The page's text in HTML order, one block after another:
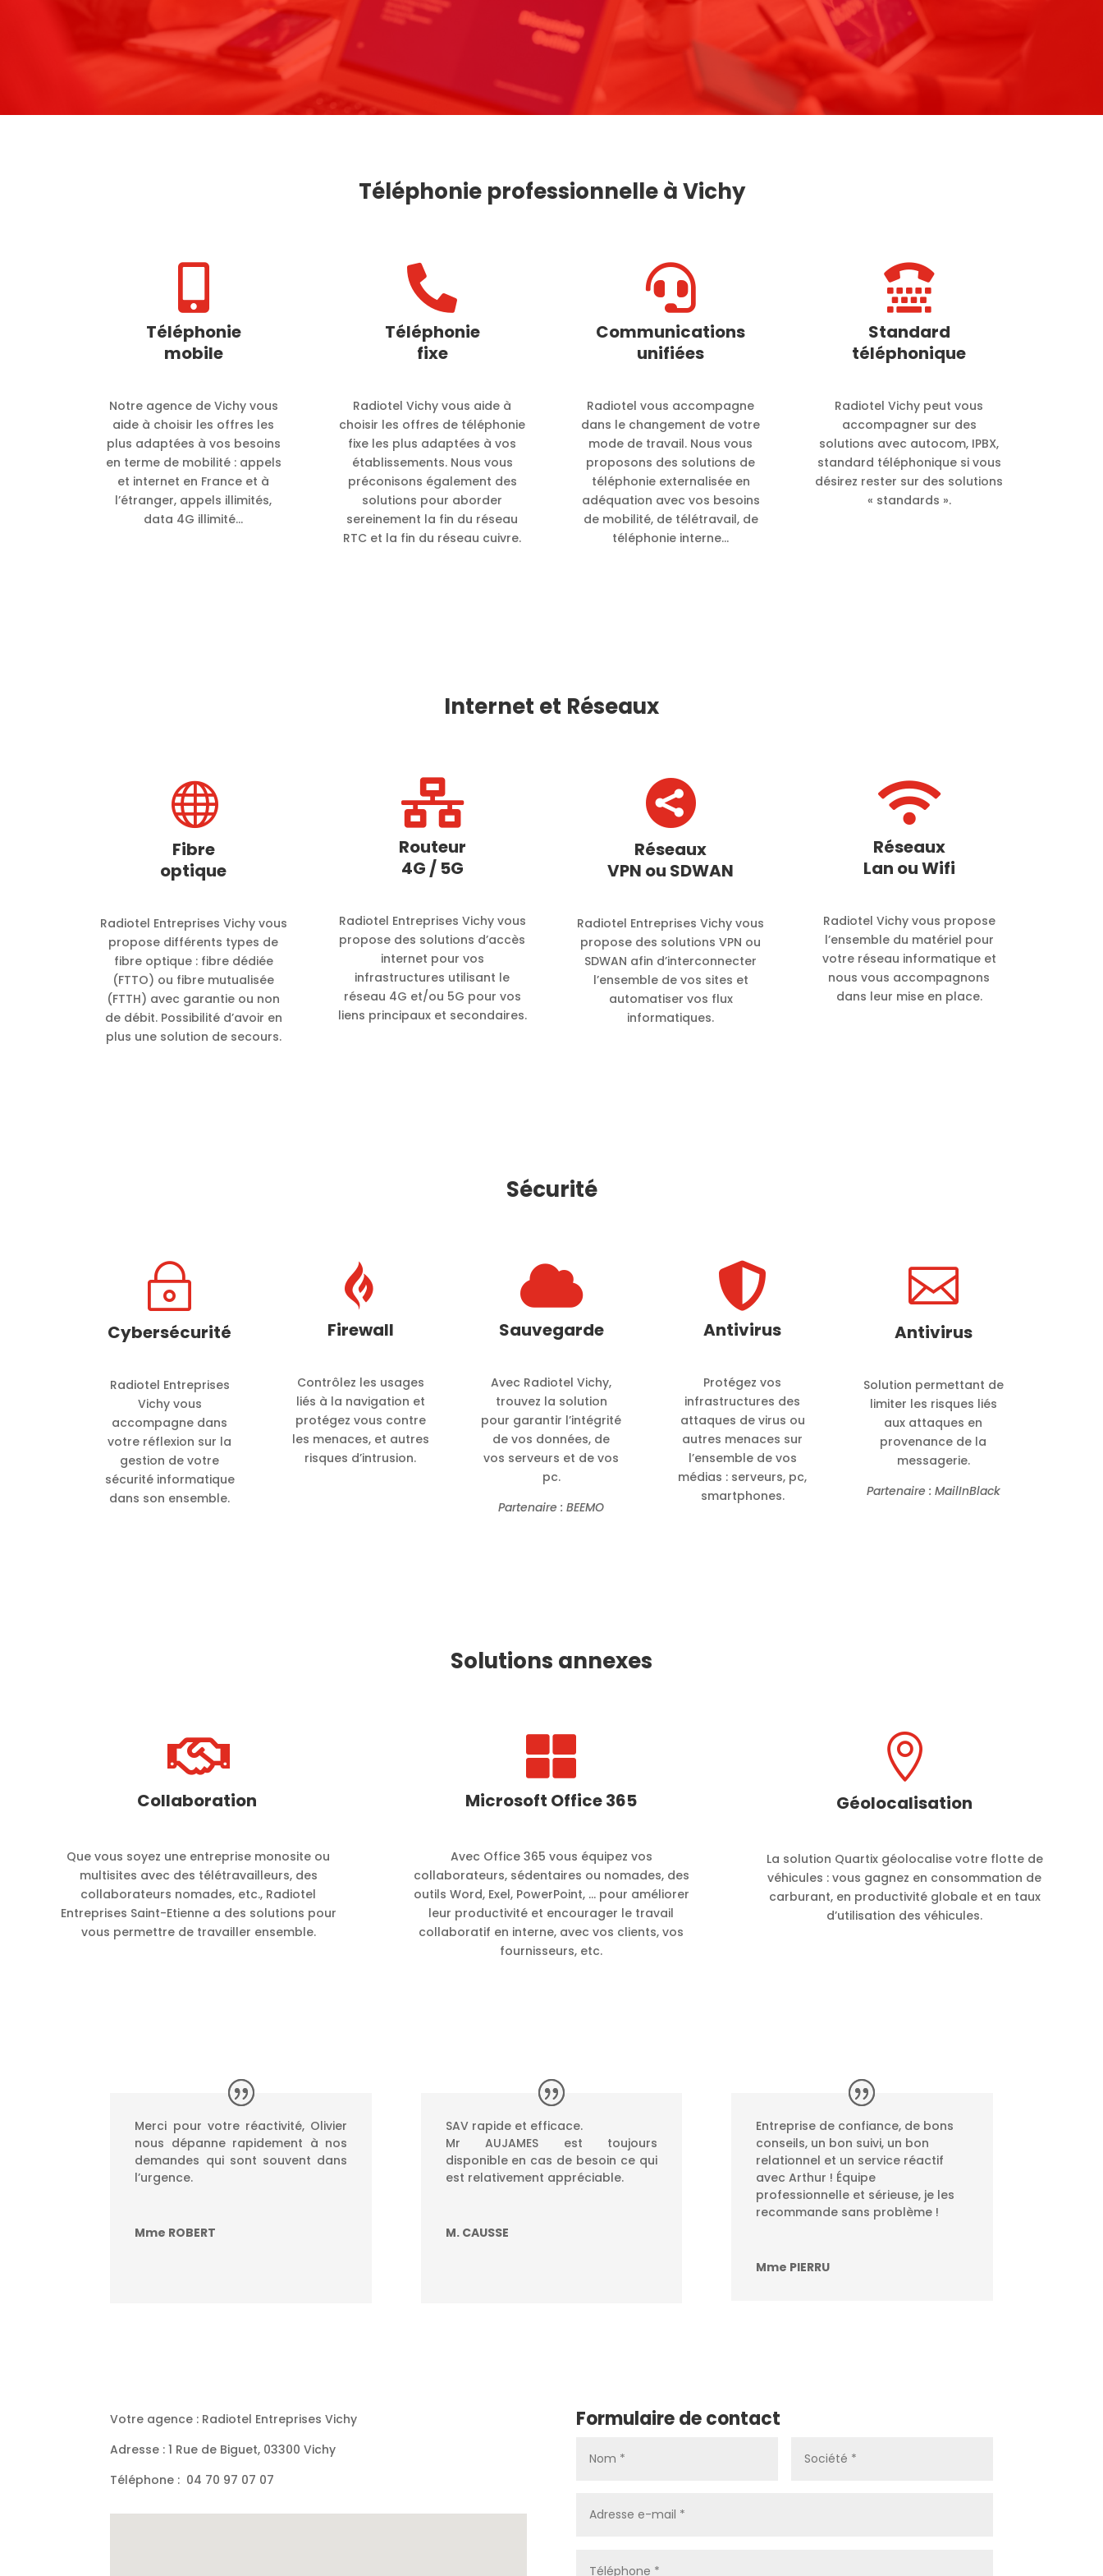
Téléphonie professionnelle à Vichy

Téléphonie
mobile
Notre agence de Vichy vous
aide à choisir les offres les
plus adaptées à vos besoins
en terme de mobilité : appels
et internet en France et à
l’étranger, appels illimités,
data 4G illimité…

Téléphonie
fixe
Radiotel Vichy vous aide à
choisir les offres de téléphonie
fixe les plus adaptées à vos
établissements. Nous vous
préconisons également des
solutions pour aborder
sereinement la fin du réseau
RTC et la fin du réseau cuivre.

Communications
unifiées
Radiotel vous accompagne
dans le changement de votre
mode de travail. Nous vous
proposons des solutions de
téléphonie externalisée en
adéquation avec vos besoins
de mobilité, de télétravail, de
téléphonie interne…

Standard
téléphonique
Radiotel Vichy peut vous
accompagner sur des
solutions avec autocom, IPBX,
standard téléphonique si vous
désirez rester sur des solutions
« standards ».
Internet et Réseaux

Fibre
optique
Radiotel Entreprises Vichy vous
propose différents types de
fibre optique : fibre dédiée
(FTTO) ou fibre mutualisée
(FTTH) avec garantie ou non
de débit. Possibilité d’avoir en
plus une solution de secours.

Routeur
4G / 5G
Radiotel Entreprises Vichy vous
propose des solutions d’accès
internet pour vos
infrastructures utilisant le
réseau 4G et/ou 5G pour vos
liens principaux et secondaires.

Réseaux
VPN ou SDWAN
Radiotel Entreprises Vichy vous
propose des solutions VPN ou
SDWAN afin d’interconnecter
l’ensemble de vos sites et
automatiser vos flux
informatiques.

Réseaux
Lan ou Wifi
Radiotel Vichy vous propose
l’ensemble du matériel pour
votre réseau informatique et
nous vous accompagnons
dans leur mise en place.
Sécurité
~
Cybersécurité
Radiotel Entreprises
Vichy vous
accompagne dans
votre réflexion sur la
gestion de votre
sécurité informatique
dans son ensemble.

Firewall
Contrôlez les usages
liés à la navigation et
protégez vous contre
les menaces, et autres
risques d’intrusion.

Sauvegarde
Avec Radiotel Vichy,
trouvez la solution
pour garantir l’intégrité
de vos données, de
vos serveurs et de vos
pc.
Partenaire : BEEMO

Antivirus
Protégez vos
infrastructures des
attaques de virus ou
autres menaces sur
l’ensemble de vos
médias : serveurs, pc,
smartphones.

Antivirus
Solution permettant de
limiter les risques liés
aux attaques en
provenance de la
messagerie.
Partenaire : MailInBlack
Solutions annexes

Collaboration
Que vous soyez une entreprise monosite ou
multisites avec des télétravailleurs, des
collaborateurs nomades, etc., Radiotel
Entreprises Saint-Etienne a des solutions pour
vous permettre de travailler ensemble.

Microsoft Office 365
Avec Office 365 vous équipez vos
collaborateurs, sédentaires ou nomades, des
outils Word, Exel, PowerPoint, … pour améliorer
leur productivité et encourager le travail
collaboratif en interne, avec vos clients, vos
fournisseurs, etc.

Géolocalisation
La solution Quartix géolocalise votre flotte de
véhicules : vous gagnez en consommation de
carburant, en productivité globale et en taux
d’utilisation des véhicules.
Merci pour votre réactivité, Olivier
nous dépanne rapidement à nos
demandes qui sont souvent dans
l’urgence.
Mme ROBERT
SAV rapide et efficace.
Mr AUJAMES est toujours
disponible en cas de besoin ce qui
est relativement appréciable.
M. CAUSSE
Entreprise de confiance, de bons
conseils, un bon suivi, un bon
relationnel et un service réactif
avec Arthur ! Équipe
professionnelle et sérieuse, je les
recommande sans problème !
Mme PIERRU
Votre agence : Radiotel Entreprises Vichy
Adresse : 1 Rue de Biguet, 03300 Vichy
Téléphone : 04 70 97 07 07
Formulaire de contact